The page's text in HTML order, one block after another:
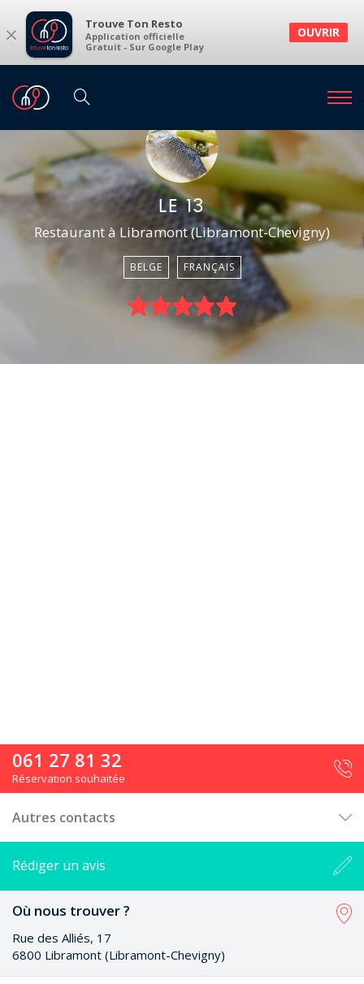
× Trouve Ton Resto
Application officielle
Gratuit - Sur Google Play
OUVRIR
LE 13
Restaurant à Libramont (Libramont-Chevigny)
BELGE FRANÇAIS
061 27 81 32
Réservation souhaitée
Autres contacts
Rédiger un avis
Où nous trouver ?
Rue des Alliés, 17
6800 Libramont (Libramont-Chevigny)